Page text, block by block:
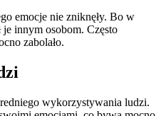
emocje nie zniknęły. Bo w
je innym osobom. Często
zabolało.
wykorzystywania ludzi.